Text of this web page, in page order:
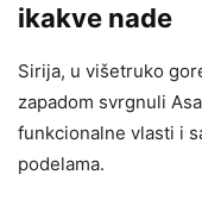
ikakve nade
Sirija, u višetruko
zapadom svrgnuli
funkcionalne vlasti i
podelama.